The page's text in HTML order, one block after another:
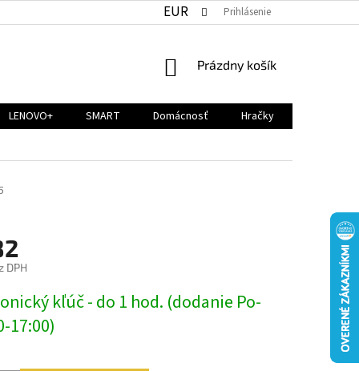
EUR Prihlásenie
NÁKUPNÝ
Prázdny košík
LENOVO+ SMART Domácnosť
Hračky
DPH
kľúč - do 1 hod. (dodanie Po-
17:00)